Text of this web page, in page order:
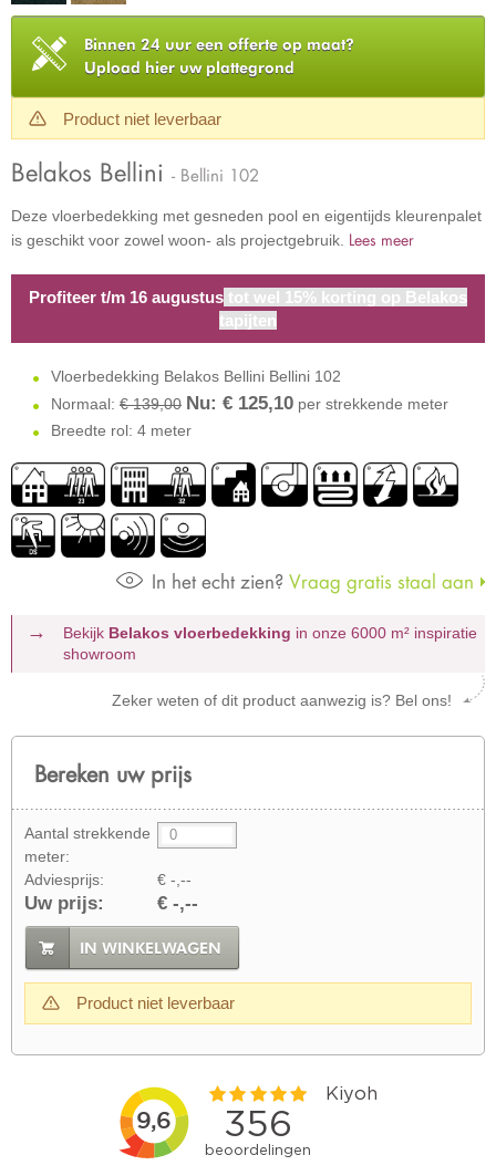
Binnen 24 uur een offerte op maat?
Upload hier uw plattegrond
Product niet leverbaar
Belakos Bellini - Bellini 102
Deze vloerbedekking met gesneden pool en eigentijds kleurenpalet
is geschikt voor zowel woon- als projectgebruik. Lees meer
Profiteer t/m 16 augustus tot wel 15% korting op Belakos
tapijten
Vloerbedekking Belakos Bellini Bellini 102
Normaal: € 139,00 Nu: € 125,10 per strekkende meter
Breedte rol: 4 meter
In het echt zien? Vraag gratis staal aan
Bekijk Belakos vloerbedekking in onze 6000 m² inspiratie
showroom
Zeker weten of dit product aanwezig is? Bel ons!
Bereken uw prijs
Aantal strekkende
meter:
Adviesprijs:
€ -,--
Uw prijs: € -,--
IN WINKELWAGEN
Product niet leverbaar